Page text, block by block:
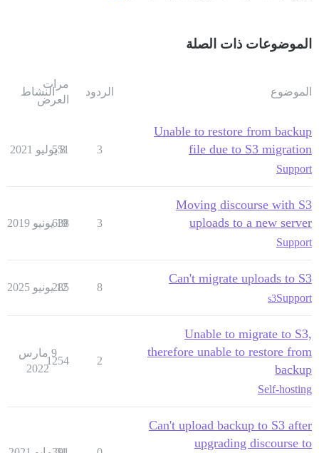
الموضوعات ذات الصلة
الموضوع الردود
مرات
العرض
النشاط
Unable to restore from backup
file due to S3 migration
Support
3
551
8 يوليو 2021
Moving discourse with S3
uploads to a new server
Support
3
638
19 يونيو 2019
Can't migrate uploads to S3
Support
s3
8
285
12 يونيو 2025
Unable to migrate to S3,
therefore unable to restore from
backup
Self-hosting
2
1254
9 مارس
2022
Can't upload backup to S3 after
upgrading discourse to